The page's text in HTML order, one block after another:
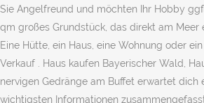
Sie Angelfreund und möchten Ihr Hobby
qm großes Grundstück, das direkt am Meer
Eine Hütte, ein Haus, eine Wohnung oder
Verkauf . Haus kaufen Bayerischer Wald,
nervigen Gedränge am Buffet erwartet dich
wichtigsten Informationen